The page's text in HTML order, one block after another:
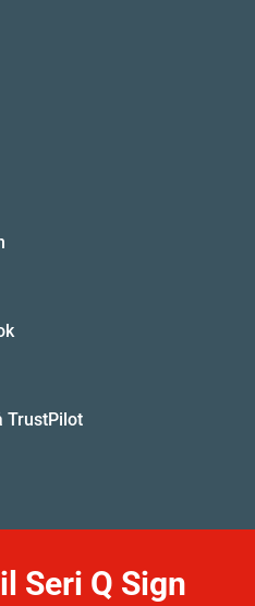
TrustPilot
Seri Q Sign